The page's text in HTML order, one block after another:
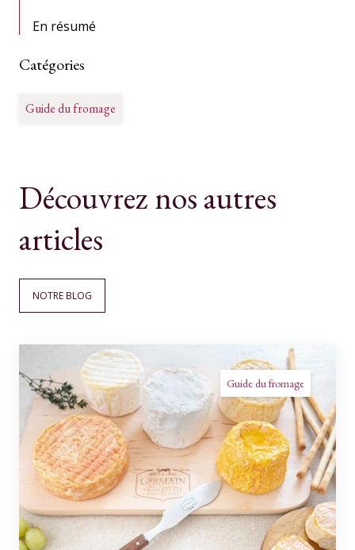
En résumé
Catégories
Guide du fromage
Découvrez nos autres
articles
NOTRE BLOG
Guide du fromage